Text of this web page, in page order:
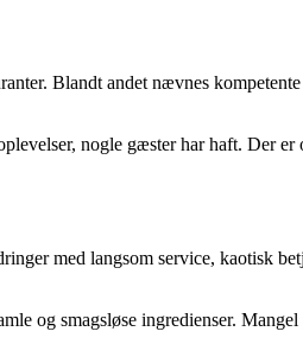
Blandt andet nævnes
nogle gæster har haft. Der
med langsom service, kaotisk
og smagsløse ingredienser.